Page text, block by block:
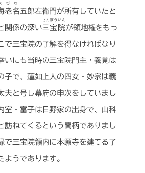
老名
えびな
五郎左衛門が所有していたと
関係の深い三宝院
さんぼういん
が領地権をもっ
で三宝院の了解を得なければなり
いにも当時の三宝院門主・義覚は
子で、蓮如上人の四女・妙宗は義
夫と号し幕府の申次をしていまし
室・富子は日野家の出身で、山科
訪ねてくるという間柄でありまし
で三宝院領内に本願寺を建てる了
うであります。